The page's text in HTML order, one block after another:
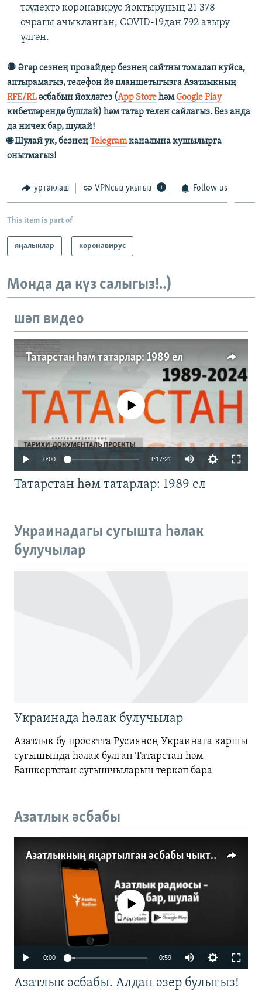
тәүлектә коронавирус йоктыруның 21 378
очрагы ачыкланган, COVID-19дан 792 авыру
үлгән.
🛑 Әгәр сезнең провайдер безнең сайтны томалап куйса,
аптырамагыз, телефон йә планшетыгызга Азатлыкның
RFE/RLәсбабын йөкләгез (App StoreһәмGoogle Play
кибетләрендә бушлай) һәм татар телен сайлагыз. Без анда
да ничек бар, шулай!
🌐 Шулай ук, безнеңTelegramканалына кушылырга
онытмагыз!
уртаклаш VPNсыз укыгыз Follow us
This item is part of
яңалыклар коронавирус
Монда да күз салыгыз!..)
шәп видео
Татарстан һәм татарлар: 1989 ел
No media source currently available
0:00 1:17:21
720p
Татарстан һәм татарлар: 1989 ел
Украинадагы сугышта һәлак
булучылар
Украинада һәлак булучылар
Азатлык бу проектта Русиянең Украинага каршы
сугышында һәлак булган Татарстан һәм
Башкортстан сугышчыларын теркәп бара
Азатлык әсбабы
Азатлыкның яңартылган әсбабы чыкты
No media source currently available
0:00 0:59
Азатлык әсбабы. Алдан әзер булыгыз!